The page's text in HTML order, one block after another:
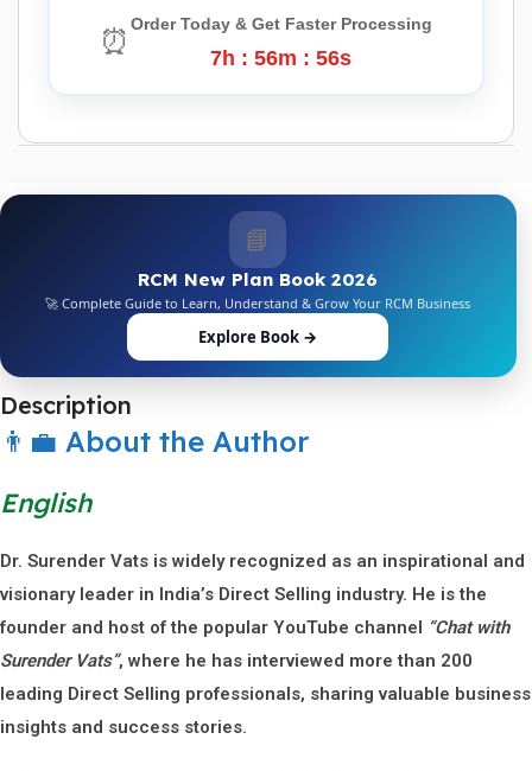
⏰
Order Today & Get Faster Processing
7h : 56m : 55s
📘
RCM New Plan Book 2026
🚀 Complete Guide to Learn, Understand & Grow Your RCM Business
Explore Book →
Description
👨‍💼 About the Author
English
Dr. Surender Vats is widely recognized as an inspirational and
visionary leader in India’s Direct Selling industry. He is the
founder and host of the popular YouTube channel “Chat with
Surender Vats”, where he has interviewed more than 200
leading Direct Selling professionals, sharing valuable business
insights and success stories.